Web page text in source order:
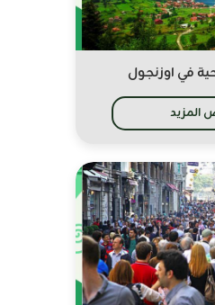
في اوزنجول
المزيد